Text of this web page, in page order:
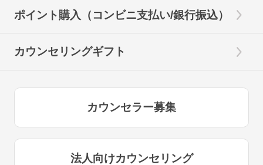
ポイント購入（コンビニ支払い/銀行振込）
カウンセリングギフト
カウンセラー募集
法人向けカウンセリング